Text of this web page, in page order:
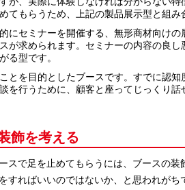
てもらうため、上記の製品展示型と組み
にセミナーを開催する、無形商材向け
が求められます。セミナーの内容の良
る型です。
とを目的としたブースです。すでに認知
を行うために、顧客と座ってじっくり
飾を考える
スで足を止めてもらうには、ブースの装
すればいいのではないか、と思われが